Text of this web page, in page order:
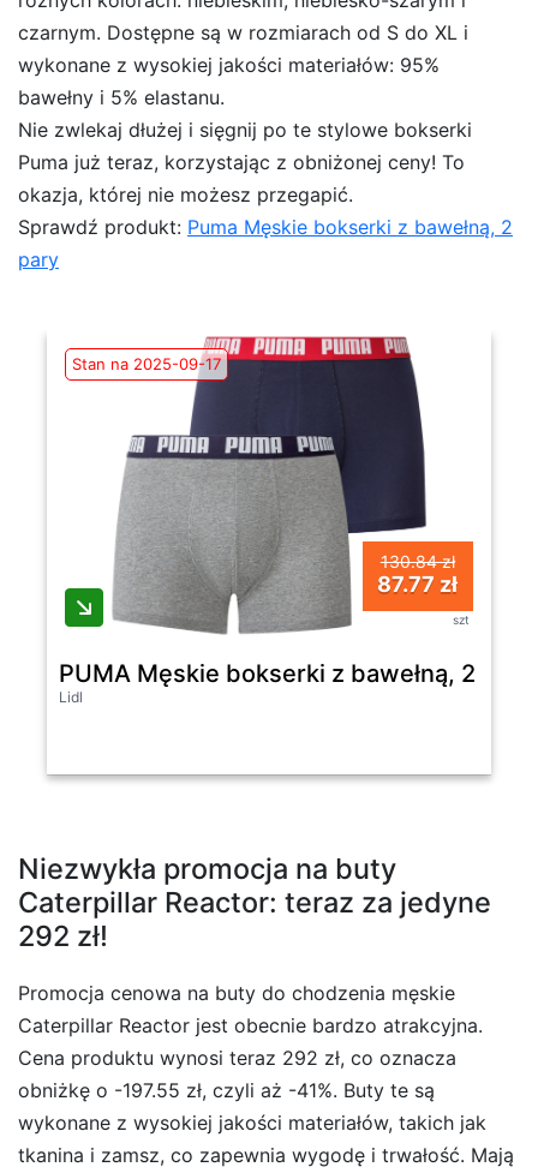
czarnym. Dostępne są w rozmiarach od S do XL i
wykonane z wysokiej jakości materiałów: 95%
bawełny i 5% elastanu.
Nie zwlekaj dłużej i sięgnij po te stylowe bokserki
Puma już teraz, korzystając z obniżonej ceny! To
okazja, której nie możesz przegapić.
Sprawdź produkt: Puma Męskie bokserki z bawełną, 2
pary
Stan na 2025-09-17
130.84 zł
87.77 zł
szt
PUMA Męskie bokserki z bawełną, 2 pary
Lidl
Niezwykła promocja na buty
Caterpillar Reactor: teraz za jedyne
292 zł!
Promocja cenowa na buty do chodzenia męskie
Caterpillar Reactor jest obecnie bardzo atrakcyjna.
Cena produktu wynosi teraz 292 zł, co oznacza
obniżkę o -197.55 zł, czyli aż -41%. Buty te są
wykonane z wysokiej jakości materiałów, takich jak
tkanina i zamsz, co zapewnia wygodę i trwałość. Mają